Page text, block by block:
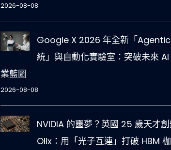
2026-08-08
Google X 2026 年全新「
統」與自動化實驗室：突破未來
業藍圖
2026-08-08
NVIDIA 的噩夢？英國 25 歲天才
Olix：用「光子互連」打破 HBM 枷